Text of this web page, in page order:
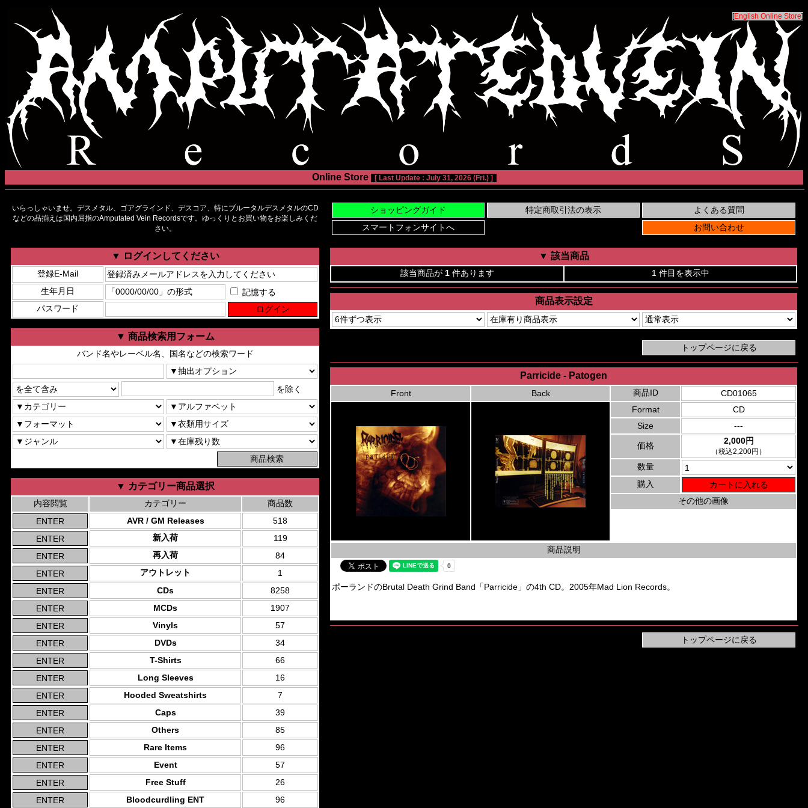
[English Online Store]
Online Store [ Last Update : July 31, 2026 (Fri.) ]
いらっしゃいませ。デスメタル、ゴアグラインド、デスコア、特にブルータルデスメタルのCD
などの品揃えは国内屈指のAmputated Vein Recordsです。ゆっくりとお買い物をお楽しみくだ
さい。
▼ ログインしてください
登録E-Mail
生年月日
記憶する
パスワード
▼ 商品検索用フォーム
バンド名やレーベル名、国名などの検索ワード
を除く
▼ カテゴリー商品選択
内容閲覧 カテゴリー
商品数
AVR / GM Releases
518
新入荷
119
再入荷
84
アウトレット
1
CDs
8258
MCDs
1907
Vinyls
57
DVDs
34
T-Shirts
66
Long Sleeves
16
Hooded Sweatshirts
7
Caps
39
Others
85
Rare Items
96
Event
57
Free Stuff
26
Bloodcurdling ENT
96
▼ 該当商品
該当商品が 1 件あります 1 件目を表示中
商品表示設定
Parricide - Patogen
Front Back 商品ID
CD01065
Format
CD
Size
---
価格 2,000円
（税込2,200円）
数量
購入
その他の画像
商品説明
ポーランドのBrutal Death Grind Band「Parricide」の4th CD。2005年Mad Lion Records。